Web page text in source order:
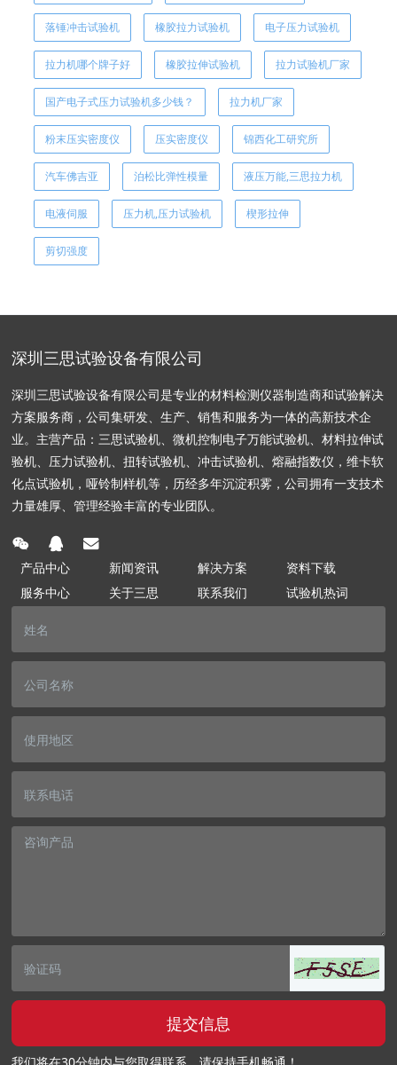
落锤冲击试验机 橡胶拉力试验机 电子压力试验机
拉力机哪个牌子好 橡胶拉伸试验机 拉力试验机厂家
国产电子式压力试验机多少钱？ 拉力机厂家
粉末压实密度仪 压实密度仪 锦西化工研究所
汽车佛吉亚 泊松比弹性模量 液压万能,三思拉力机
电液伺服 压力机,压力试验机 楔形拉伸
剪切强度
深圳三思试验设备有限公司
深圳三思试验设备有限公司是专业的材料检测仪器制造商和试验解决
方案服务商，公司集研发、生产、销售和服务为一体的高新技术企
业。主营产品：三思试验机、微机控制电子万能试验机、材料拉伸试
验机、压力试验机、扭转试验机、冲击试验机、熔融指数仪，维卡软
化点试验机，哑铃制样机等，历经多年沉淀积雾，公司拥有一支技术
力量雄厚、管理经验丰富的专业团队。
产品中心 新闻资讯 解决方案
资料下载
服务中心
关于三思 联系我们 试验机热词
提交信息